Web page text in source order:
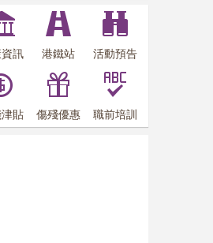
訊 港鐵站 活動預告
貼 傷殘優惠 職前培訓